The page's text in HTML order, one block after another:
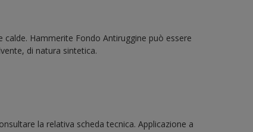
Hammerite Fondo Antiruggine può essere
di natura sintetica.
la relativa scheda tecnica. Applicazione a